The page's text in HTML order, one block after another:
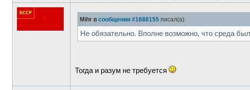
Mihr в сообщении #1688155 писал(а):
Не обязательно. Вполне возможно, что среда
Тогда и разум не требуется